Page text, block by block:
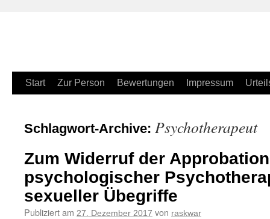
Zum
springen
Start Zur Person Bewertungen Impressum
Schlagwort-Archive: Psychotherapeut
Zum Widerruf der
psychologischer
sexueller Übegriffe
Publiziert am 27. Dezember 2017 von raskwar